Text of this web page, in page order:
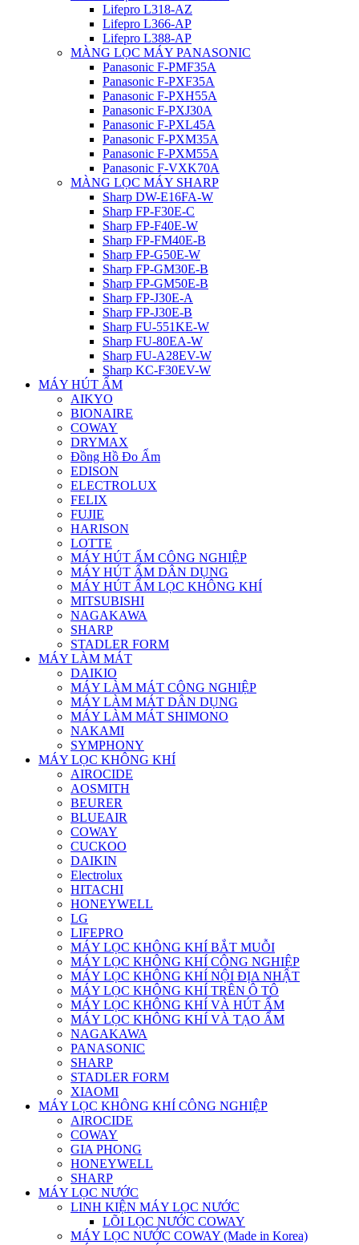
Lifepro L318-AZ
Lifepro L366-AP
Lifepro L388-AP
MÀNG LỌC MÁY PANASONIC
Panasonic F-PMF35A
Panasonic F-PXF35A
Panasonic F-PXH55A
Panasonic F-PXJ30A
Panasonic F-PXL45A
Panasonic F-PXM35A
Panasonic F-PXM55A
Panasonic F-VXK70A
MÀNG LỌC MÁY SHARP
Sharp DW-E16FA-W
Sharp FP-F30E-C
Sharp FP-F40E-W
Sharp FP-FM40E-B
Sharp FP-G50E-W
Sharp FP-GM30E-B
Sharp FP-GM50E-B
Sharp FP-J30E-A
Sharp FP-J30E-B
Sharp FU-551KE-W
Sharp FU-80EA-W
Sharp FU-A28EV-W
Sharp KC-F30EV-W
MÁY HÚT ẨM
AIKYO
BIONAIRE
COWAY
DRYMAX
Đồng Hồ Đo Ẩm
EDISON
ELECTROLUX
FELIX
FUJIE
HARISON
LOTTE
MÁY HÚT ẨM CÔNG NGHIỆP
MÁY HÚT ẨM DÂN DỤNG
MÁY HÚT ẨM LỌC KHÔNG KHÍ
MITSUBISHI
NAGAKAWA
SHARP
STADLER FORM
MÁY LÀM MÁT
DAIKIO
MÁY LÀM MÁT CÔNG NGHIỆP
MÁY LÀM MÁT DÂN DỤNG
MÁY LÀM MÁT SHIMONO
NAKAMI
SYMPHONY
MÁY LỌC KHÔNG KHÍ
AIROCIDE
AOSMITH
BEURER
BLUEAIR
COWAY
CUCKOO
DAIKIN
Electrolux
HITACHI
HONEYWELL
LG
LIFEPRO
MÁY LỌC KHÔNG KHÍ BẮT MUỖI
MÁY LỌC KHÔNG KHÍ CÔNG NGHIỆP
MÁY LỌC KHÔNG KHÍ NỘI ĐỊA NHẬT
MÁY LỌC KHÔNG KHÍ TRÊN Ô TÔ
MÁY LỌC KHÔNG KHÍ VÀ HÚT ẨM
MÁY LỌC KHÔNG KHÍ VÀ TẠO ẨM
NAGAKAWA
PANASONIC
SHARP
STADLER FORM
XIAOMI
MÁY LỌC KHÔNG KHÍ CÔNG NGHIỆP
AIROCIDE
COWAY
GIA PHONG
HONEYWELL
SHARP
MÁY LỌC NƯỚC
LINH KIỆN MÁY LỌC NƯỚC
LÕI LỌC NƯỚC COWAY
MÁY LỌC NƯỚC COWAY (Made in Korea)